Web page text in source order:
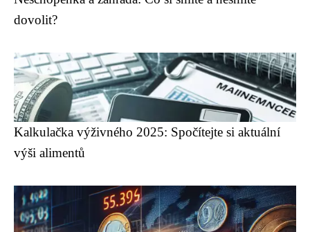
dovolit?
Kalkulačka výživného 2025: Spočítejte si aktuální
výši alimentů